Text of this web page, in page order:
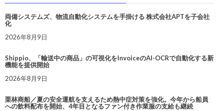
両備システムズ、物流自動化システムを手掛ける 株式会社APTを子会社
化
2026年8月9日
Shippio、「輸送中の商品」の可視化をInvoiceのAI-OCRで自動化する新
機能を提供開始
2026年8月9日
栗林商船／夏の安全運航を支えるため熱中症対策を強化。今年から船員
への飲料配布を開始、4年目となるファン付き作業服の支給も継続